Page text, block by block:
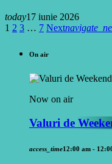
today17 iunie 2026
1 2 3 … 7 Next
On air
Now on air
Valuri de
access_time12:00 am -